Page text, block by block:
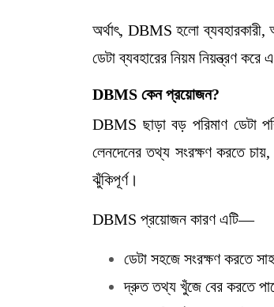
অর্থাৎ, DBMS হলো ব্যবহারকারী,
ডেটা ব্যবহারের নিয়ম নিয়ন্ত্রণ
DBMS কেন প্রয়োজন?
DBMS ছাড়া বড় পরিমাণ ডেটা
লেনদেনের তথ্য সংরক্ষণ করতে
ঝুঁকিপূর্ণ।
DBMS প্রয়োজন কারণ এটি—
ডেটা সহজে সংরক্ষণ করতে
দ্রুত তথ্য খুঁজে বের করতে